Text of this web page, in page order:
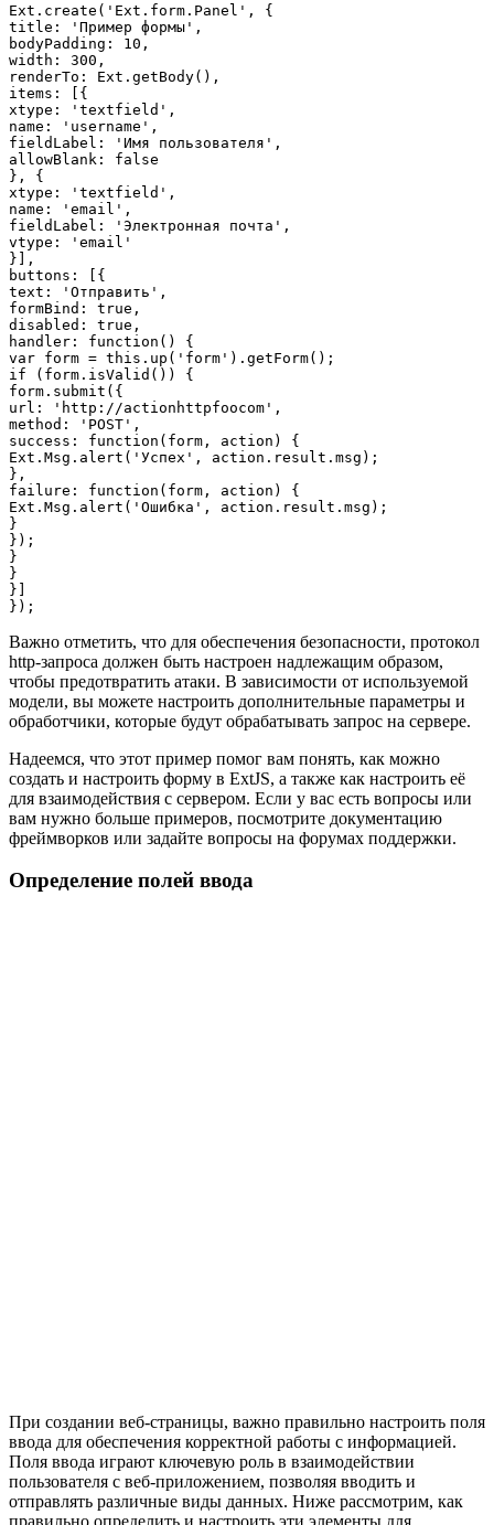
Ext.create('Ext.form.Panel', {
title: 'Пример формы',
bodyPadding: 10,
width: 300,
renderTo: Ext.getBody(),
items: [{
xtype: 'textfield',
name: 'username',
fieldLabel: 'Имя пользователя',
allowBlank: false
}, {
xtype: 'textfield',
name: 'email',
fieldLabel: 'Электронная почта',
vtype: 'email'
}],
buttons: [{
text: 'Отправить',
formBind: true,
disabled: true,
handler: function() {
var form = this.up('form').getForm();
if (form.isValid()) {
form.submit({
url: 'http://actionhttpfoocom',
method: 'POST',
success: function(form, action) {
Ext.Msg.alert('Успех', action.result.msg);
},
failure: function(form, action) {
Ext.Msg.alert('Ошибка', action.result.msg);
}
});
}
}
}]
Важно отметить, что для обеспечения безопасности, протокол
http-запроса должен быть настроен надлежащим образом,
чтобы предотвратить атаки. В зависимости от используемой
модели, вы можете настроить дополнительные параметры и
обработчики, которые будут обрабатывать запрос на сервере.
Надеемся, что этот пример помог вам понять, как можно
создать и настроить форму в ExtJS, а также как настроить её
для взаимодействия с сервером. Если у вас есть вопросы или
вам нужно больше примеров, посмотрите документацию
фреймворков или задайте вопросы на форумах поддержки.
Определение полей ввода
При создании веб-страницы, важно правильно настроить поля
ввода для обеспечения корректной работы с информацией.
Поля ввода играют ключевую роль в взаимодействии
пользователя с веб-приложением, позволяя вводить и
отправлять различные виды данных. Ниже рассмотрим, как
правильно определить и настроить эти элементы для